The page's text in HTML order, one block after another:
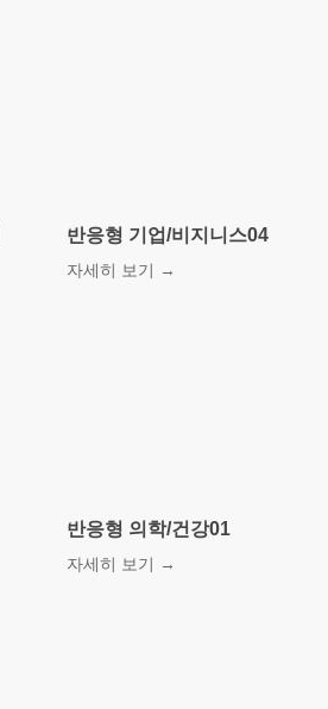
더 보기
반응형 기업/비지니스04
자세히 보기 →
반응형 의학/건강01
자세히 보기 →